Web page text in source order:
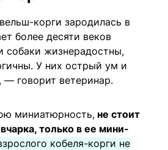
корги зародилась в
более десяти веков
собаки жизнерадостны,
У них острый ум и
— говорит ветеринар.
миниатюрность, не стоит
только в ее мини-
кобеля-корги не